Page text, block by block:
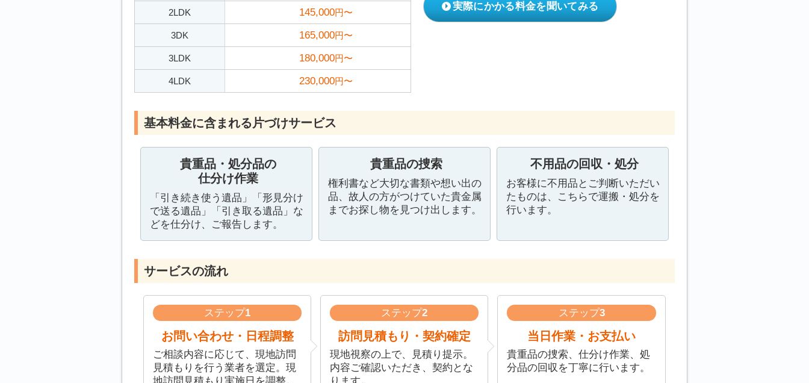
2LDK 145,000円〜
3DK 165,000円〜
3LDK 180,000円〜
4LDK 230,000円〜
実際にかかる料金を聞いてみる
基本料金に含まれる片づけサービス
貴重品・処分品の
仕分け作業
「引き続き使う遺品」「形見分け
で送る遺品」「引き取る遺品」な
どを仕分け、ご報告します。
貴重品の捜索
権利書など大切な書類や想い出の
品、故人の方がつけていた貴金属
までお探し物を見つけ出します。
不用品の回収・処分
お客様に不用品とご判断いただい
たものは、こちらで運搬・処分を
行います。
サービスの流れ
ステップ1
お問い合わせ・日程調整
ご相談内容に応じて、現地訪問
見積もりを行う業者を選定。現
ステップ2
訪問見積もり・契約確定
現地視察の上で、見積り提示。
内容ご確認いただき、契約とな
ステップ3
当日作業・お支払い
貴重品の捜索、仕分け作業、処
分品の回収を丁寧に行います。